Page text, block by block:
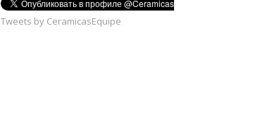
Tweets by CeramicasEquipe